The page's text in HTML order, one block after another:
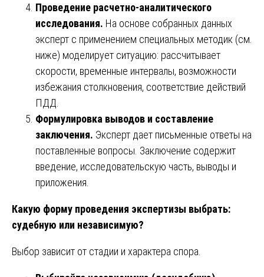
Проведение расчетно-аналитического
исследования. На основе собранных данных
эксперт с применением специальных методик (см.
ниже) моделирует ситуацию: рассчитывает
скорости, временные интервалы, возможности
избежания столкновения, соответствие действий
ПДД.
Формулировка выводов и составление
заключения. Эксперт дает письменные ответы на
поставленные вопросы. Заключение содержит
введение, исследовательскую часть, выводы и
приложения.
Какую форму проведения экспертизы выбрать:
судебную или независимую?
Выбор зависит от стадии и характера спора.